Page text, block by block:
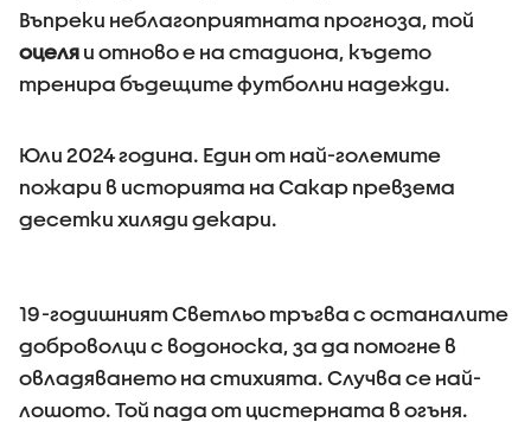
Въпреки неблагоприятната прогноза, той
оцеля и отново е на стадиона, където
тренира бъдещите футболни надежди.
Юли 2024 година. Един от най-големите
пожари в историята на Сакар превзема
десетки хиляди декари.
19-годишният Светльо тръгва с останалите
доброволци с водоноска, за да помогне в
овладяването на стихията. Случва се най-
лошото. Той пада от цистерната в огъня.